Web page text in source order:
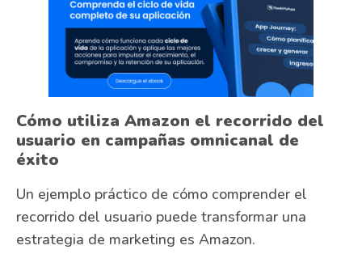
Cómo utiliza Amazon el recorrido del
usuario en campañas omnicanal de
éxito
Un ejemplo práctico de cómo comprender el
recorrido del usuario puede transformar una
estrategia de marketing es Amazon.